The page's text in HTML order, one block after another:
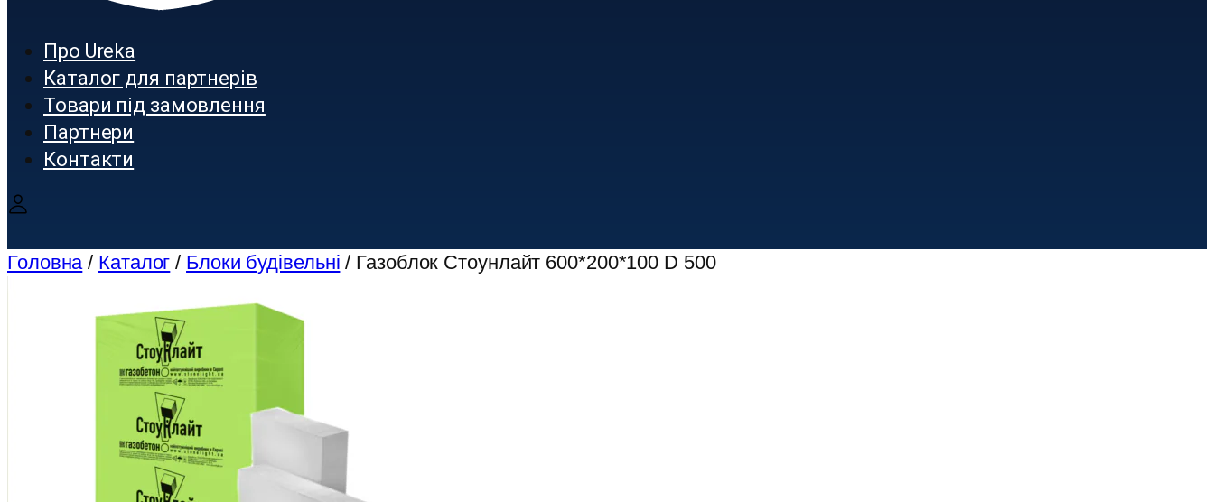
Про Ureka
Каталог для партнерів
Товари під замовлення
Партнери
Контакти
Головна/ Каталог / Блоки будівельні / Газоблок Стоунлайт 600*200*100 D 500